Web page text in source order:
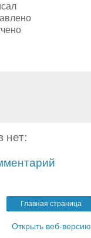
нет:
Главная страница
Открыть веб-версию